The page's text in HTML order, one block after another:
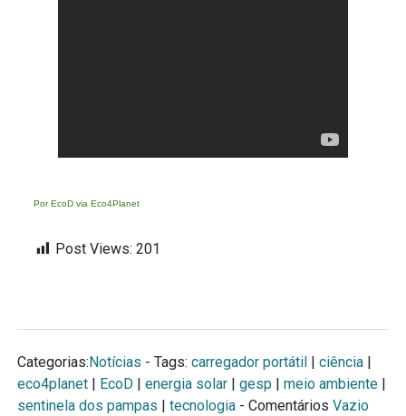
Por EcoD via Eco4Planet
Post Views: 201
Categorias: Notícias - Tags: carregador portátil ciência
eco4planet
EcoD energia solar gesp meio ambiente
sentinela dos pampas
tecnologia- Comentários Vazio